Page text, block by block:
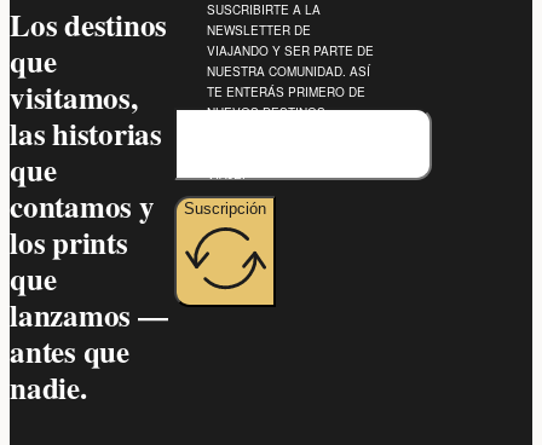
Los destinos
que
visitamos,
las historias
que
contamos y
los prints
que
lanzamos —
antes que
nadie.
Suscripción
SUSCRIBIRTE A LA
NEWSLETTER DE
VIAJANDO Y SER PARTE DE
NUESTRA COMUNIDAD. ASÍ
TE ENTERÁS PRIMERO DE
NUEVOS DESTINOS,
VIAJE.